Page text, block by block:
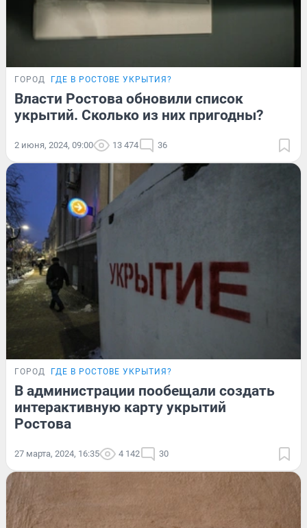
ГОРОД ГДЕ В РОСТОВЕ УКРЫТИЯ?
Власти Ростова обновили список
укрытий. Сколько из них пригодны?
2 июня, 2024, 09:00 13 474 36
ГОРОД ГДЕ В РОСТОВЕ УКРЫТИЯ?
В администрации пообещали создать
интерактивную карту укрытий
Ростова
27 марта, 2024, 16:35 4 142 30